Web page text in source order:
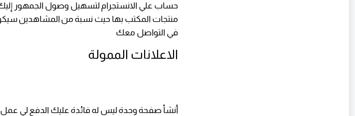
حساب علي الانستجرام لتسهيل وصول الجمهور
منتجات المكتب بها حيث نسبة من المشاهدين
في التواصل معك
الاعلانات الممولة
أنشأ صفحة وحدة ليس له فائدة عليك الدفع لي عمل